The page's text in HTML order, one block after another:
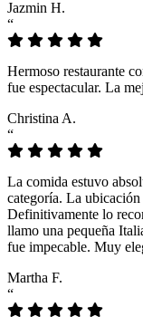
Jazmin H.
“
Hermoso restaurante
fue espectacular. La
Christina A.
“
La comida estuvo
categoría. La
Definitivamente lo
llamo una pequeña
fue impecable. Muy
Martha F.
“